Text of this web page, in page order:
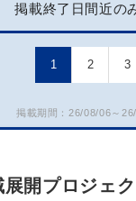
掲載終了日間近の
1 2 3
掲載期間：26/08/06～
開プロジェク